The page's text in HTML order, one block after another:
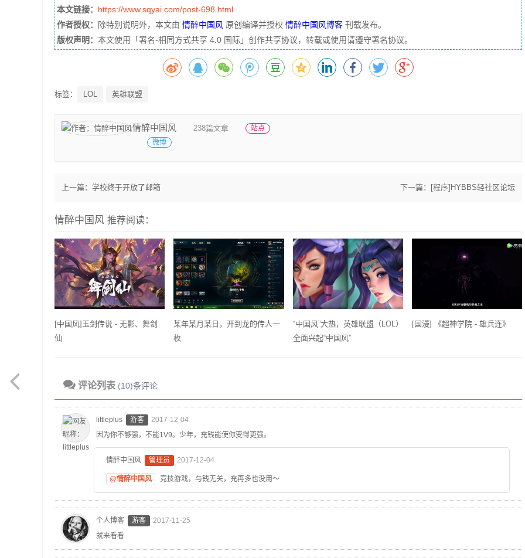
本文链接： https://www.sqyai.com/post-698.html
作者授权：
除特别说明外，本文由 情醉中国风 原创编译并授权 情醉中国风博客 刊载发布。
版权声明： 本文使用「署名-相同方式共享 4.0 国际」创作共享协议，转载或使用请遵守署名协议。
标签： LOL 英雄联盟
情醉中国风 238篇文章
站点
微博
上一篇： 学校终于开放了邮箱 下一篇： [程序]HYBBS轻社区论坛
情醉中国风 推荐阅读：
[中国风]玉剑传说 - 无影、舞剑
仙
某年某月某日，开到龙的传人一
枚
“中国风”大热，英雄联盟（LOL）
全面兴起“中国风”
[国漫] 《超神学院 - 雄兵连》
评论列表 (10)条评论
littleplus 游客
2017-12-04
因为你不够强，不能1V9。少年，充钱能使你变得更强。
情醉中国风 管理员 2017-12-04
@情醉中国风 竞技游戏，与钱无关，充再多也没用～
个人博客 游客
2017-11-25
就来看看